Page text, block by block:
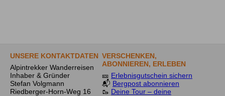
UNSERE KONTAKTDATEN
Alpintrekker Wanderreisen
Inhaber & Gründer
Stefan Volgmann
Riedberger-Horn-Weg 16
VERSCHENKEN,
ABONNIEREN, ERLEBEN
🎫 Erlebnisgutschein sichern
📬 Bergpost abonnieren
🥾 Deine Tour – deine